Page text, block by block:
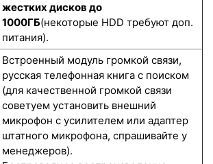
жестких дисков до
1000ГБ(некоторые HDD требуют доп.
питания).
Встроенный модуль громкой связи,
русская телефонная книга с поиском
(для качественной громкой связи
советуем установить внешний
микрофон с усилителем или адаптер
штатного микрофона, спрашивайте у
менеджеров).